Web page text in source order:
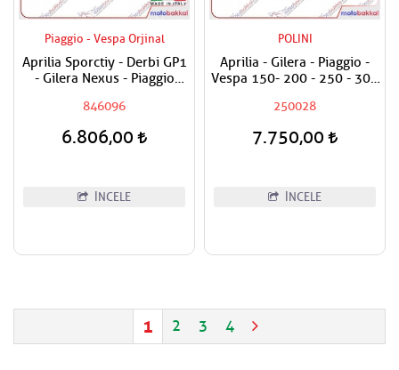
Piaggio - Vespa Orjinal
Aprilia Sporctiy - Derbi GP1
- Gilera Nexus - Piaggio
EVO - Carnaby - Vespa GTS -
GTV - Super Sport 250 - 300
Yağ Kapak Paneli
846096
6.806,00
İNCELE
POLINI
Aprilia - Gilera - Piaggio -
Vespa 150- 200 - 250 - 300
Performans Varyatör Çanak
250028
7.750,00
İNCELE
1 2 3 4